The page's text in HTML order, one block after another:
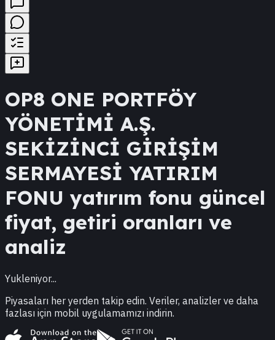
OP8 ONE PORTFÖY
YÖNETİMİ A.Ş.
SEKİZİNCİ GİRİŞİM
SERMAYESİ YATIRIM
FONU yatırım fonu güncel
fiyat, getiri oranları ve
analiz
Yukleniyor...
Piyasaları her yerden takip edin. Veriler, analizler ve daha
fazlası için mobil uygulamamızı indirin.